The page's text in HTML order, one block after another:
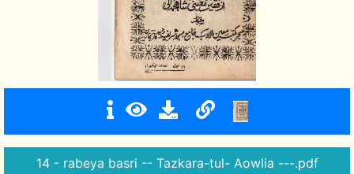
14 - rabeya basri -- Tazkara-tul- Aowlia ---.pdf